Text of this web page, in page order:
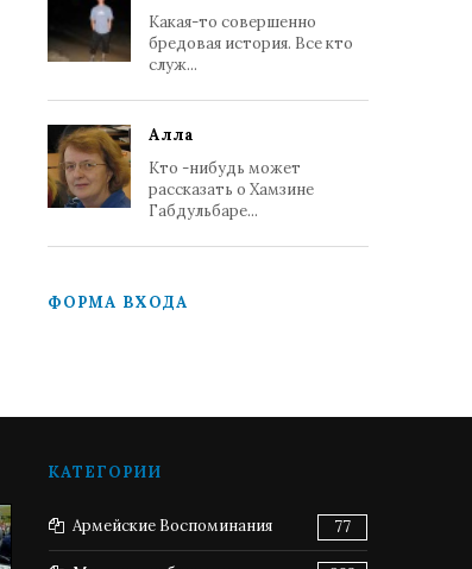
Какая-то совершенно
бредовая история. Все кто
служ...
Алла
Кто -нибудь может
рассказать о Хамзине
Габдульбаре...
ФОРМА ВХОДА
КАТЕГОРИИ
Армейские Воспоминания 77